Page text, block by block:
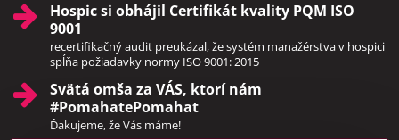
Hospic si obhájil Certifikát kvality PQM ISO
9001
recertifikačný audit preukázal, že systém manažérstva v hospici
spĺňa požiadavky normy ISO 9001: 2015
Svätá omša za VÁS, ktorí nám
#PomahatePomahat
Ďakujeme, že Vás máme!